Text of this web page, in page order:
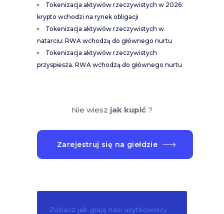
Tokenizacja aktywów rzeczywistych w 2026:
krypto wchodzi na rynek obligacji
Tokenizacja aktywów rzeczywistych w
natarciu: RWA wchodzą do głównego nurtu
Tokenizacja aktywów rzeczywistych
przyspiesza. RWA wchodzą do głównego nurtu
Nie wiesz jak kupić?
Zarejestruj się na giełdzie
Zobacz jak grają nasi użytkownicy